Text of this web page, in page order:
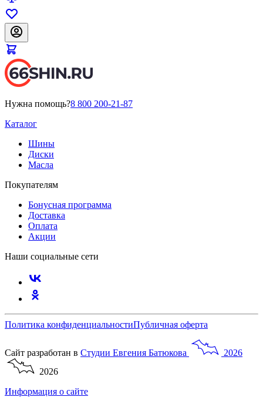
Нужна помощь?8 800 200-21-87
Каталог
Шины
Диски
Масла
Покупателям
Бонусная программа
Доставка
Оплата
Акции
Наши социальные сети
Политика конфиденциальностиПубличная оферта
Сайт разработан в Студии Евгения Батюкова
2026
2026
Информация о сайте